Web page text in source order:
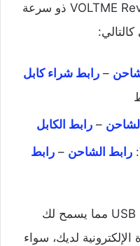
بإمكانك الآن شراء شاحن VOLTME Revo GaN ذو سرعة
– رابط شراء كابل
– رابط الكابل
رابط الشاحن – رابط
يحتوي هذا الشاحن على 3 مداخل USB مما يسمح لك
لديك، سواء